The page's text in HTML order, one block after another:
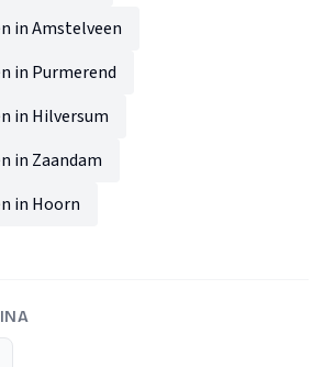
in Amstelveen
in Purmerend
in Hilversum
in Zaandam
in Hoorn